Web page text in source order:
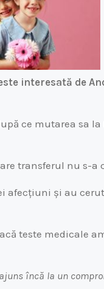
interesată de
ce mutarea sa la
transferul nu s-a
afecțiuni și au
teste medicale
încă la un